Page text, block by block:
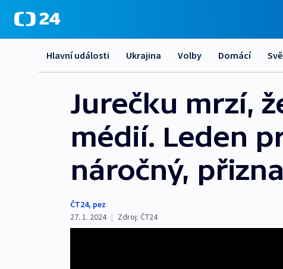
Hlavní události Ukrajina Volby Domácí
Jurečku mrzí,
médií. Leden
náročný,
ČT24, pez
27. 1. 2024 | Zdroj: ČT24